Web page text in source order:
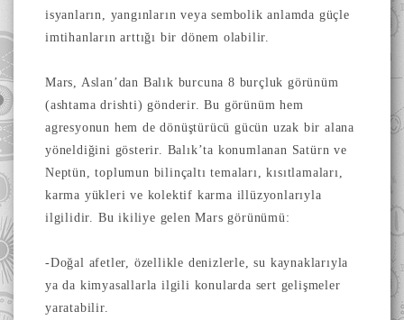
isyanların, yangınların veya sembolik anlamda güçle
imtihanların arttığı bir dönem olabilir.
Mars, Aslan’dan Balık burcuna 8 burçluk görünüm
(ashtama drishti) gönderir. Bu görünüm hem
agresyonun hem de dönüştürücü gücün uzak bir alana
yöneldiğini gösterir. Balık’ta konumlanan Satürn ve
Neptün, toplumun bilinçaltı temaları, kısıtlamaları,
karma yükleri ve kolektif karma illüzyonlarıyla
ilgilidir. Bu ikiliye gelen Mars görünümü:
-Doğal afetler, özellikle denizlerle, su kaynaklarıyla
ya da kimyasallarla ilgili konularda sert gelişmeler
yaratabilir.